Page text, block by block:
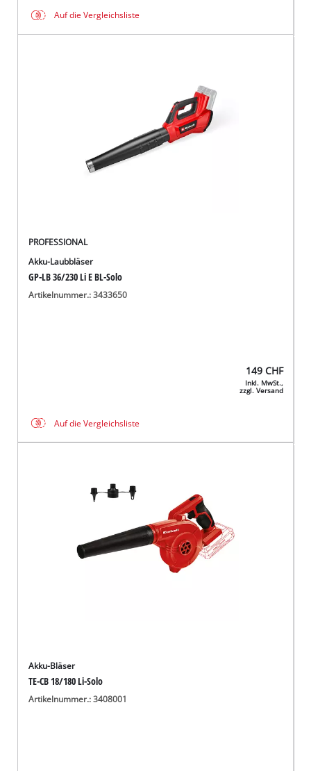
Auf die Vergleichsliste
PROFESSIONAL
Akku-Laubbläser
GP-LB 36/230 Li E BL-Solo
Artikelnummer.: 3433650
149 CHF
Inkl. MwSt.,
zzgl. Versand
Auf die Vergleichsliste
Akku-Bläser
TE-CB 18/180 Li-Solo
Artikelnummer.: 3408001